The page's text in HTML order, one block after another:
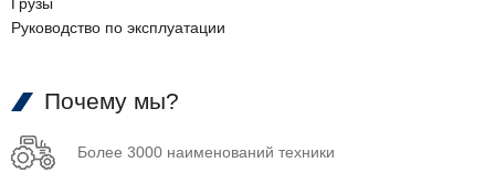
Руководство по эксплуатации
Почему мы?
Более 3000 наименований техники